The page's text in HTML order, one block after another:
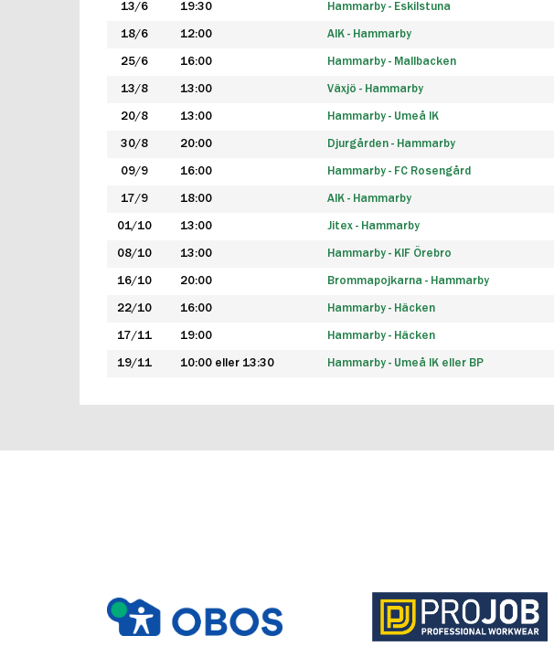
13/6 19:30 Hammarby - Eskilstuna
18/6 12:00 AIK - Hammarby
25/6 16:00 Hammarby - Mallbacken
13/8 13:00 Växjö - Hammarby
20/8 13:00 Hammarby - Umeå IK
30/8 20:00 Djurgården - Hammarby
09/9 16:00 Hammarby - FC Rosengård
17/9 18:00 AIK - Hammarby
01/10 13:00 Jitex - Hammarby
08/10 13:00 Hammarby - KIF Örebro
16/10 20:00 Brommapojkarna - Hammarby
22/10 16:00 Hammarby - Häcken
17/11 19:00 Hammarby - Häcken
19/11 10:00 eller 13:30 Hammarby - Umeå IK eller BP